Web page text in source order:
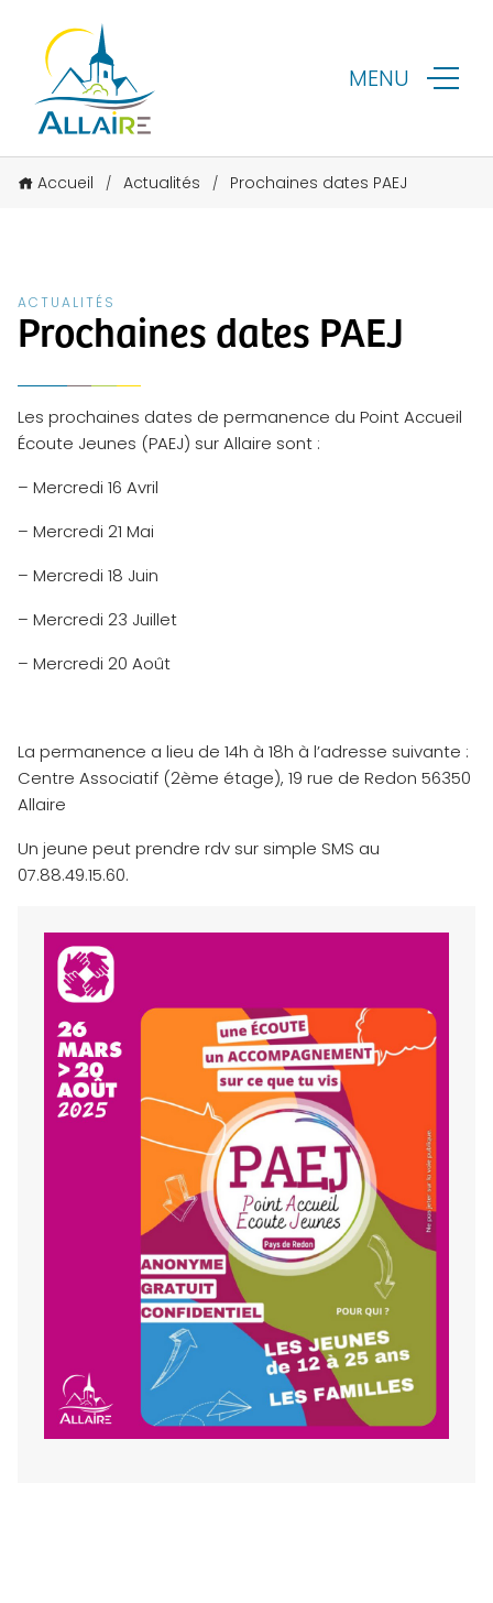
MENU
Accueil / Actualités / Prochaines dates PAEJ
ACTUALITÉS
Prochaines dates PAEJ
Les prochaines dates de permanence du Point Accueil
Écoute Jeunes (PAEJ) sur Allaire sont :
– Mercredi 16 Avril
– Mercredi 21 Mai
– Mercredi 18 Juin
– Mercredi 23 Juillet
– Mercredi 20 Août
La permanence a lieu de 14h à 18h à l’adresse suivante :
Centre Associatif (2ème étage), 19 rue de Redon 56350
Allaire
Un jeune peut prendre rdv sur simple SMS au
07.88.49.15.60.